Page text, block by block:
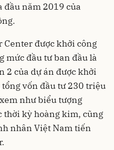
đầu năm 2019 của
Center được khởi công
mức đầu tư ban đầu là
2 của dự án được khởi
vốn đầu tư 230 triệu
như biểu tượng
thời kỳ hoàng kim, cũng
nhân Việt Nam tiến